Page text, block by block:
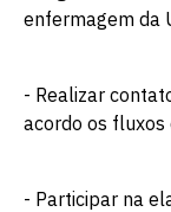
enfermagem da
- Realizar
acordo os fluxos
- Participar na